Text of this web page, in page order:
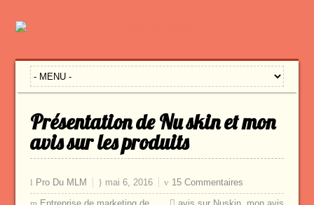
Présentation de Nu skin et mon
avis sur les produits
Pro Du MLM mai 6, 2016
15 Commentaires